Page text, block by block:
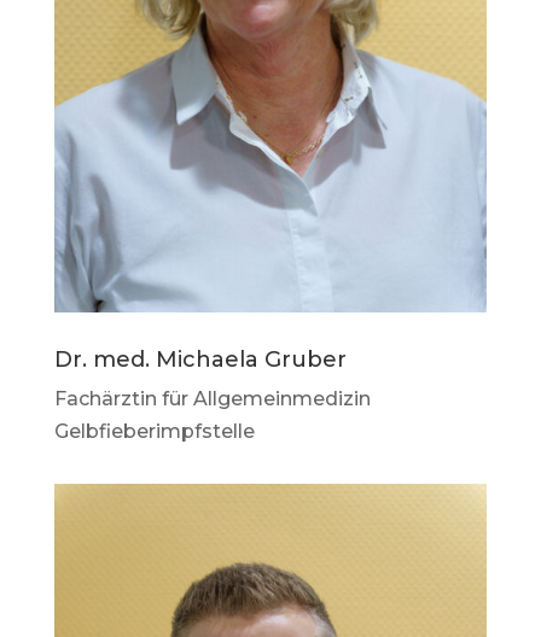
Dr. med. Michaela Gruber
Fachärztin für Allgemeinmedizin
Gelbfieberimpfstelle